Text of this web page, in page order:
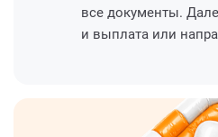
все документы.
и выплата или